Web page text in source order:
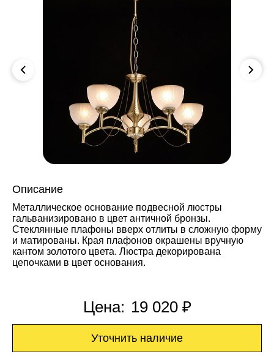
Описание
Металлическое основание подвесной люстры
гальванизировано в цвет античной бронзы.
Стеклянные плафоны вверх отлиты в сложную форму
и матированы. Края плафонов окрашены вручную
кантом золотого цвета. Люстра декорирована
цепочками в цвет основания.
Цена: 19 020 ₽
Уточнить наличие